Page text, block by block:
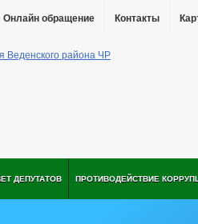
Онлайн обращение Контакты
ДЕПУТАТОВ ПРОТИВОДЕЙСТВИЕ